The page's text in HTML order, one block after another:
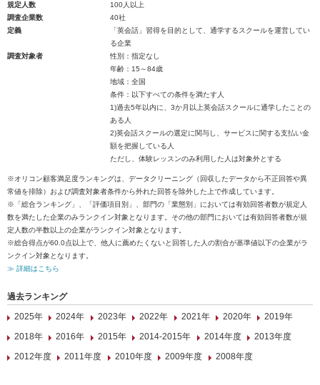
規定人数
100人以上
調査企業数
40社
定義
「英会話」習得を目的として、通学するスクールを運営してい
る企業
調査対象者
性別：指定なし
年齢：15～84歳
地域：全国
条件：以下すべての条件を満たす人
1)過去5年以内に、3か月以上英会話スクールに通学したことの
ある人
2)英会話スクールの選定に関与し、サービスに関する支払い金
額を把握している人
ただし、体験レッスンのみ利用した人は対象外とする
※オリコン顧客満足度ランキングは、データクリーニング（回収したデータから不正回答や異
常値を排除）および調査対象者条件から外れた回答を除外した上で作成しています。
※「総合ランキング」、「評価項目別」、部門の「業態別」においては有効回答者数が規定人
数を満たした企業のみランクイン対象となります。その他の部門においては有効回答者数が規
定人数の半数以上の企業がランクイン対象となります。
※総合得点が60.0点以上で、他人に薦めたくないと回答した人の割合が基準値以下の企業がラ
ンクイン対象となります。
≫ 詳細はこちら
過去ランキング
2025年
2024年 2023年 2022年 2021年 2020年
2019年
2018年
2016年 2015年 2014-2015年 2014年度
2013年度
2012年度
2011年度 2010年度 2009年度 2008年度